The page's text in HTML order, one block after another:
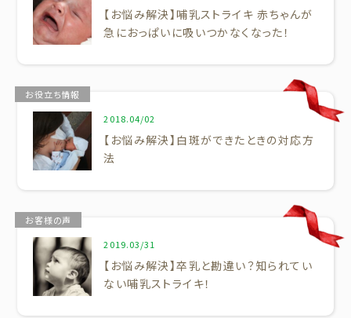
【お悩み解決】哺乳ストライキ 赤ちゃんが
急におっぱいに吸いつかなくなった！
2018.04/02
【お悩み解決】白斑ができたときの対応方
法
お役立ち情報
2019.03/31
【お悩み解決】卒乳と勘違い？知られてい
ない哺乳ストライキ！
お客様の声